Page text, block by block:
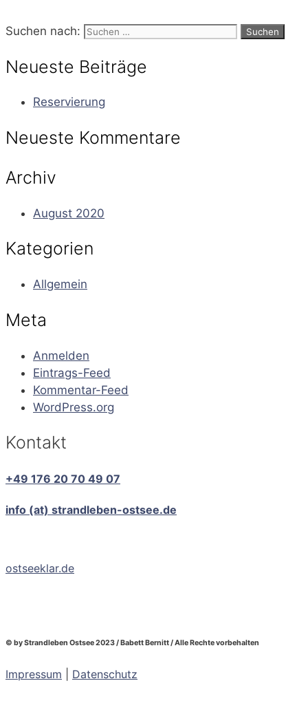
Suchen nach:
Neueste Beiträge
Reservierung
Neueste Kommentare
Archiv
August 2020
Kategorien
Allgemein
Meta
Anmelden
Eintrags-Feed
Kommentar-Feed
WordPress.org
Kontakt
+49 176 20 70 49 07
info (at) strandleben-ostsee.de
ostseeklar.de
© by Strandleben Ostsee 2023 / Babett Bernitt / Alle Rechte vorbehalten
Impressum Datenschutz